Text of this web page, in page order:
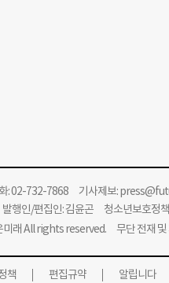
: 02-732-7868 기사제보:
행인/편집인: 김윤곤 청소년보호정책
래 All rights reserved. 무단 전재 및
책 편집규약 알립니다